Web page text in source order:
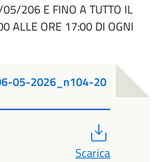
206 E FINO A TUTTO IL
ALLE ORE 17:00 DI OGNI
05-2026_n104-20
Scarica